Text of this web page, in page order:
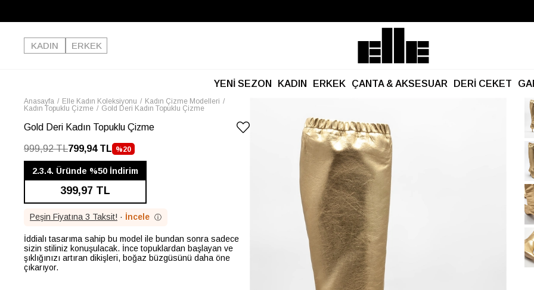
Kargo Ücretsiz!
KADIN
ERKEK
YENİ SEZON KADIN ERKEK ÇANTA & AKSESUAR DERİ CEKET
Anasayfa Elle Kadın Koleksiyonu
Kadın Çizme Modelleri
Kadın Topuklu Çizme
Gold Deri Kadın Topuklu Çizme
Gold Deri Kadın Topuklu Çizme
999,92 TL799,94 TL %20
İNDIRIM
2.3.4. Üründe %50 İndirim
399,97 TL
Peşin Fiyatına 3 Taksit! · İncele ⓘ
İddialı tasarıma sahip bu model ile bundan sonra sadece
sizin stiliniz konuşulacak. İnce topuklardan başlayan ve
şıklığınızı artıran dikişleri, boğaz büzgüsünü daha öne
çıkarıyor.